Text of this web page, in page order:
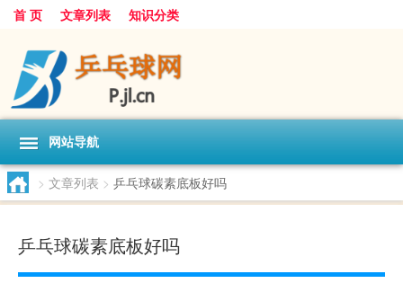
首 页 文章列表 知识分类
网站导航
> 文章列表 > 乒乓球碳素底板好吗
乒乓球碳素底板好吗